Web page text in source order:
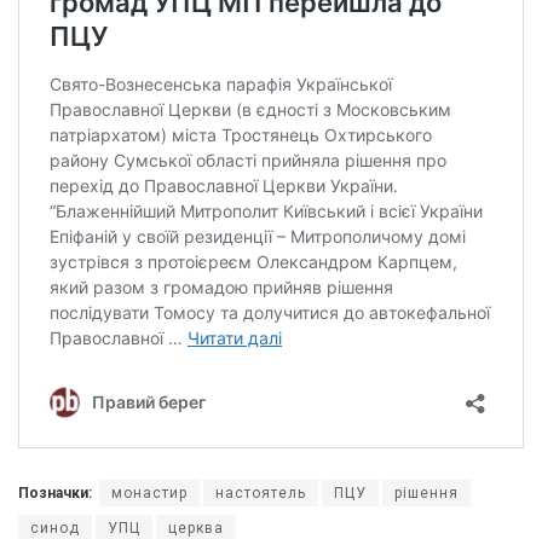
Позначки: монастир настоятель ПЦУ рішення
синод УПЦ церква